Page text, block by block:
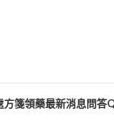
方箋領藥最新消息問答